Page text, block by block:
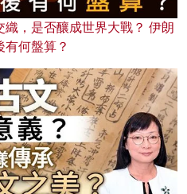
，是否釀成世界大戰？ 伊朗
何盤算？